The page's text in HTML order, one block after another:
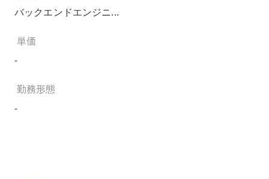
バックエンドエンジニ...
単価
-
勤務形態
-